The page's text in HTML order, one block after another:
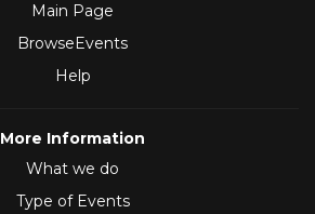
Main Page
BrowseEvents
Help
More Information
What we do
Type of Events